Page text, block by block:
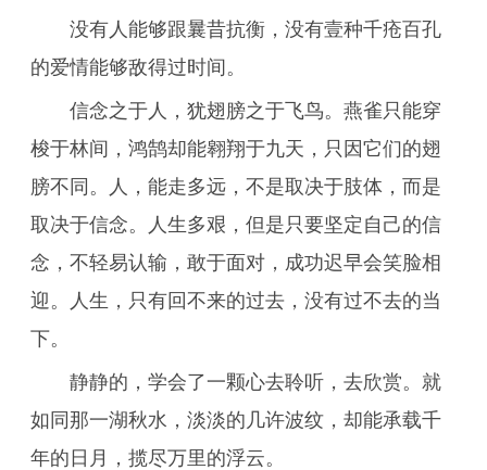
没有人能够跟曩昔抗衡，没有壹种千疮百孔
的爱情能够敌得过时间。
信念之于人，犹翅膀之于飞鸟。燕雀只能穿
梭于林间，鸿鹄却能翱翔于九天，只因它们的翅
膀不同。人，能走多远，不是取决于肢体，而是
取决于信念。人生多艰，但是只要坚定自己的信
念，不轻易认输，敢于面对，成功迟早会笑脸相
迎。人生，只有回不来的过去，没有过不去的当
下。
静静的，学会了一颗心去聆听，去欣赏。就
如同那一湖秋水，淡淡的几许波纹，却能承载千
年的日月，揽尽万里的浮云。